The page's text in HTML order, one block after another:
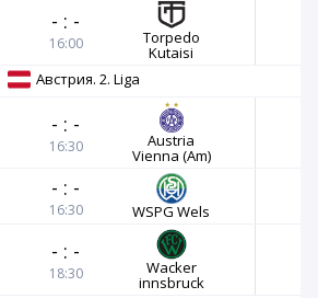
- : -
16:00 Torpedo
Kutaisi
Австрия. 2. Liga
- : -
16:30 Austria
Vienna (Am)
- : -
16:30 WSPG Wels
- : -
18:30 Wacker
innsbruck